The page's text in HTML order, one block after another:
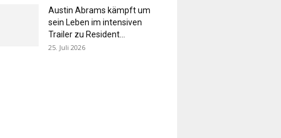
Austin Abrams kämpft um
sein Leben im intensiven
Trailer zu Resident...
25. Juli 2026